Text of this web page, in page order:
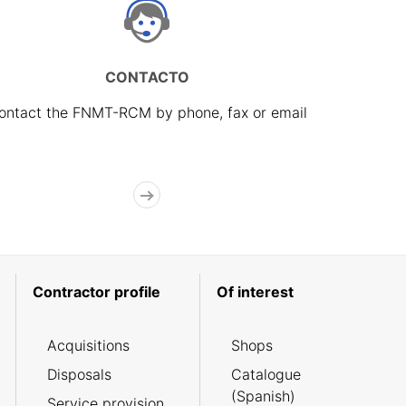
CONTACTO
the FNMT-RCM by phone, fax or email
Contractor profile
Acquisitions
Disposals
Of interest
Shops
Catalogue
(Spanish)